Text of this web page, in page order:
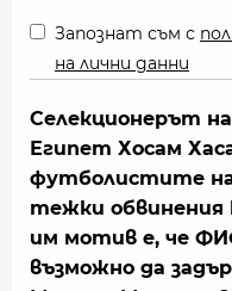
Запознат съм с
на лични данни
Селекционерът
Египет Хосам
футболистите
тежки
им мотив е, че
възможно да